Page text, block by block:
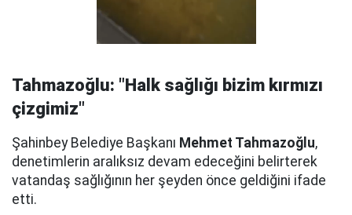
Tahmazoğlu: "Halk sağlığı bizim kırmızı
çizgimiz"
Şahinbey Belediye Başkanı Mehmet Tahmazoğlu,
denetimlerin aralıksız devam edeceğini belirterek
vatandaş sağlığının her şeyden önce geldiğini ifade
etti.